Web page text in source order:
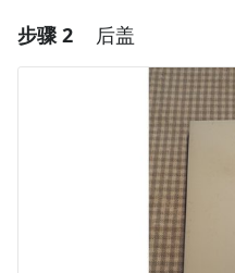
步骤 2 后盖